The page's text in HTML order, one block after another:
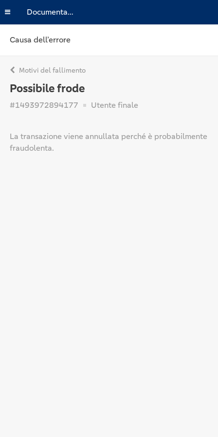
Documentazione
Causa dell’errore
Motivi del fallimento
Possibile frode
#1493972894177 Utente finale
La transazione viene annullata perché è probabilmente
fraudolenta.